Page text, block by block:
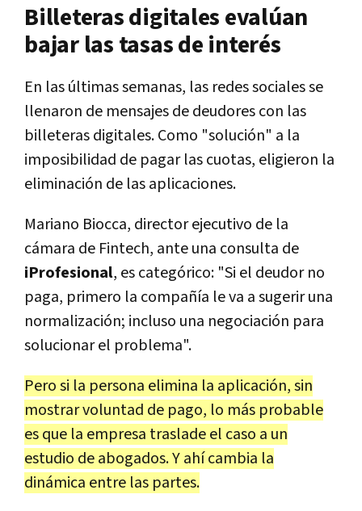
Billeteras digitales evalúan
bajar las tasas de interés
En las últimas semanas, las redes sociales se
llenaron de mensajes de deudores con las
billeteras digitales. Como "solución" a la
imposibilidad de pagar las cuotas, eligieron la
eliminación de las aplicaciones.
Mariano Biocca, director ejecutivo de la
cámara de Fintech, ante una consulta de
iProfesional, es categórico: "Si el deudor no
paga, primero la compañía le va a sugerir una
normalización; incluso una negociación para
solucionar el problema".
Pero si la persona elimina la aplicación, sin
mostrar voluntad de pago, lo más probable
es que la empresa traslade el caso a un
estudio de abogados. Y ahí cambia la
dinámica entre las partes.